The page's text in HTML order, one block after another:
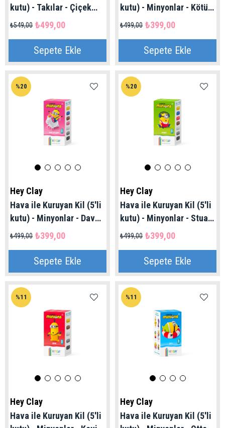
kutu) - Takılar - Çiçek
Yüzükleri Hey Clay | 3+
₺499,00
₺549,00
Sepete Ekle
kutu) - Minyonlar - Kötü
Minyon Hey Clay | 3+ Yaş
₺399,00
₺499,00
Sepete Ekle
Hey Clay
Hava ile Kuruyan Kil (5'li
kutu) - Minyonlar - Dave
& Fluffy Hey Clay | 3+
₺399,00
₺499,00
Sepete Ekle
%20
Hey Clay
Hava ile Kuruyan Kil (5'li
kutu) - Minyonlar - Stuart
Hey Clay | 3+ Yaş
₺399,00
₺499,00
Sepete Ekle
%20
Hey Clay
Hava ile Kuruyan Kil (5'li
%11
Hey Clay
Hava ile Kuruyan Kil (5'li
%11